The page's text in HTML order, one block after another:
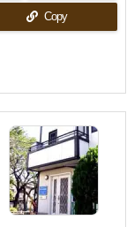
Copy